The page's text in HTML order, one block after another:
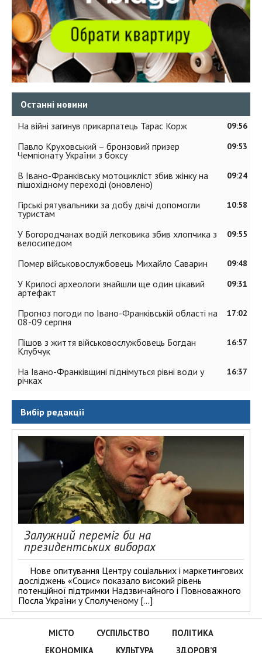
Останні новини
09:56
На війні загинув прикарпатець Тарас Корж
09:53
Павло Круховський – бронзовий призер
Чемпіонату України з боксу
09:24
В Івано-Франківську мотоцикліст збив жінку на
пішохідному переході (оновлено)
10:58
Гірські рятувальники за добу двічі допомогли
туристам
09:55
У Богородчанах водій легковика збив хлопчика з
велосипедом
09:48
Помер військовослужбовець Михайло Саварин
09:31
У Крилосі археологи знайшли ще один цікавий
артефакт
17:02
Прогноз погоди по Івано-Франківській області на
08-09 серпня
16:57
Пішов з життя військовослужбовець Богдан
Клубчук
16:37
На Івано-Франківщині піднімуться рівні води у
річках
Вибір редакції
Залужний переміг би на
президентських виборах
Нове опитування Центру соціальних і маркетингових
досліджень «Социс» показало високий рівень
потенційної підтримки Надзвичайного і Повноважного
Посла України у Сполученому […]
МІСТО СУСПІЛЬСТВО
ПОЛІТИКА
ЕКОНОМІКА
КУЛЬТУРА ЗДОРОВ’Я